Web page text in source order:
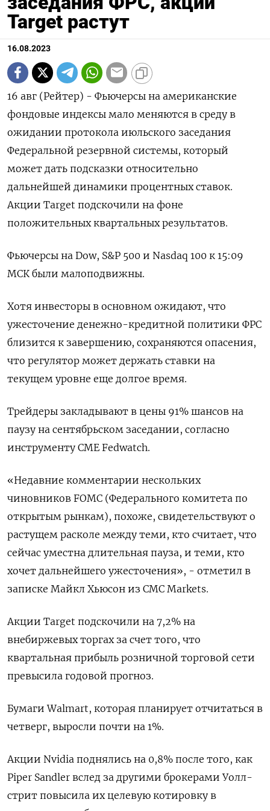
Target растут
16.08.2023
16 авг (Рейтер) - Фьючерсы на американские
фондовые индексы мало меняются в среду в
ожидании протокола июльского заседания
Федеральной резервной системы, который
может дать подсказки относительно
дальнейшей динамики процентных ставок.
Акции Target подскочили на фоне
положительных квартальных результатов.
Фьючерсы на Dow, S&P 500 и Nasdaq 100 к 15:09
МСК были малоподвижны.
Хотя инвесторы в основном ожидают, что
ужесточение денежно-кредитной политики ФРС
близится к завершению, сохраняются опасения,
что регулятор может держать ставки на
текущем уровне еще долгое время.
Трейдеры закладывают в цены 91% шансов на
паузу на сентябрьском заседании, согласно
инструменту CME Fedwatch.
«Недавние комментарии нескольких
чиновников FOMC (Федерального комитета по
открытым рынкам), похоже, свидетельствуют о
растущем расколе между теми, кто считает, что
сейчас уместна длительная пауза, и теми, кто
хочет дальнейшего ужесточения», - отметил в
записке Майкл Хьюсон из CMC Markets.
Акции Target подскочили на 7,2% на
внебиржевых торгах за счет того, что
квартальная прибыль розничной торговой сети
превысила годовой прогноз.
Бумаги Walmart, которая планирует отчитаться в
четверг, выросли почти на 1%.
Акции Nvidia поднялись на 0,8% после того, как
Piper Sandler вслед за другими брокерами Уолл-
стрит повысила их целевую котировку в